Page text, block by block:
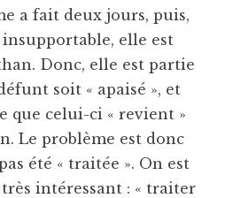
a fait deux jours, puis,
elle est
Donc, elle est partie
soit « apaisé », et
que celui-ci « revient »
Le problème est donc
été « traitée ». On est
intéressant : « traiter